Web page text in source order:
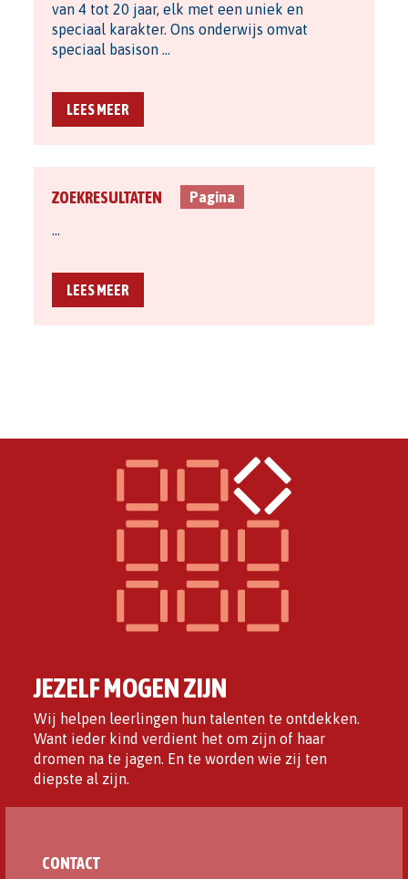
van 4 tot 20 jaar, elk met een uniek en
speciaal karakter. Ons onderwijs omvat
speciaal basison …
LEES MEER
ZOEKRESULTATEN
Pagina
…
LEES MEER
JEZELF MOGEN ZIJN
Wij helpen leerlingen hun talenten te ontdekken.
Want ieder kind verdient het om zijn of haar
dromen na te jagen. En te worden wie zij ten
diepste al zijn.
CONTACT